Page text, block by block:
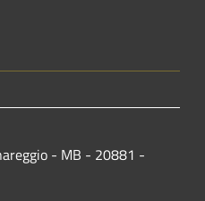
- MB - 20881 -